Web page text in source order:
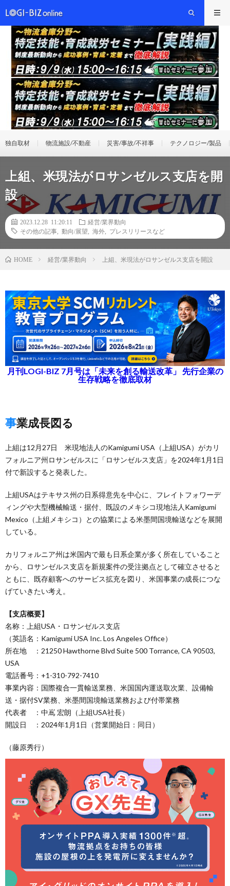
独自取材 物流施設/不動産 災害/事故/不祥事 テクノロジー/製品
上組、米現法がロサンゼルス支店を開
設
2023.12.28 11:20:11
経営/業界動向
その他の記事
動向/展望 海外 プレスリリースなど
HOME 経営/業界動向 上組、米現法がロサンゼルス支店を開設
月刊LOGI-BIZ 7月号は「未来を創る輸送改革」 先行企業の
生存戦略を徹底取材
事業成長図る
上組は12月27日 米現地法人のKamigumi USA（上組USA）がカリ
フォルニア州ロサンゼルスに「ロサンゼルス支店」を2024年1月1日
付で新設すると発表した。
上組USAはテキサス州の日系得意先を中心に、フレイトフォワーデ
ィングや大型機械輸送・据付、既設のメキシコ現地法人Kamigumi
Mexico（上組メキシコ）との協業による米墨間国境輸送などを展開
している。
カリフォルニア州は米国内で最も日系企業が多く所在していること
から、ロサンゼルス支店を新規案件の受注拠点として確立させると
ともに、既存顧客へのサービス拡充を図り、米国事業の成長につな
げていきたい考え。
【支店概要】
名称：上組USA・ロサンゼルス支店
（英語名：Kamigumi USA Inc. Los Angeles Office）
所在地 ：21250 Hawthorne Blvd Suite 500 Torrance, CA 90503,
USA
電話番号：+1-310-792-7410
事業内容：国際複合一貫輸送業務、米国国内運送取次業、設備輸
送・据付SV業務、米墨間国境輸送業務および付帯業務
代表者 ：中嶌 宏朗（上組USA社長）
開設日 ：2024年1月1日（営業開始日：同日）
（藤原秀行）